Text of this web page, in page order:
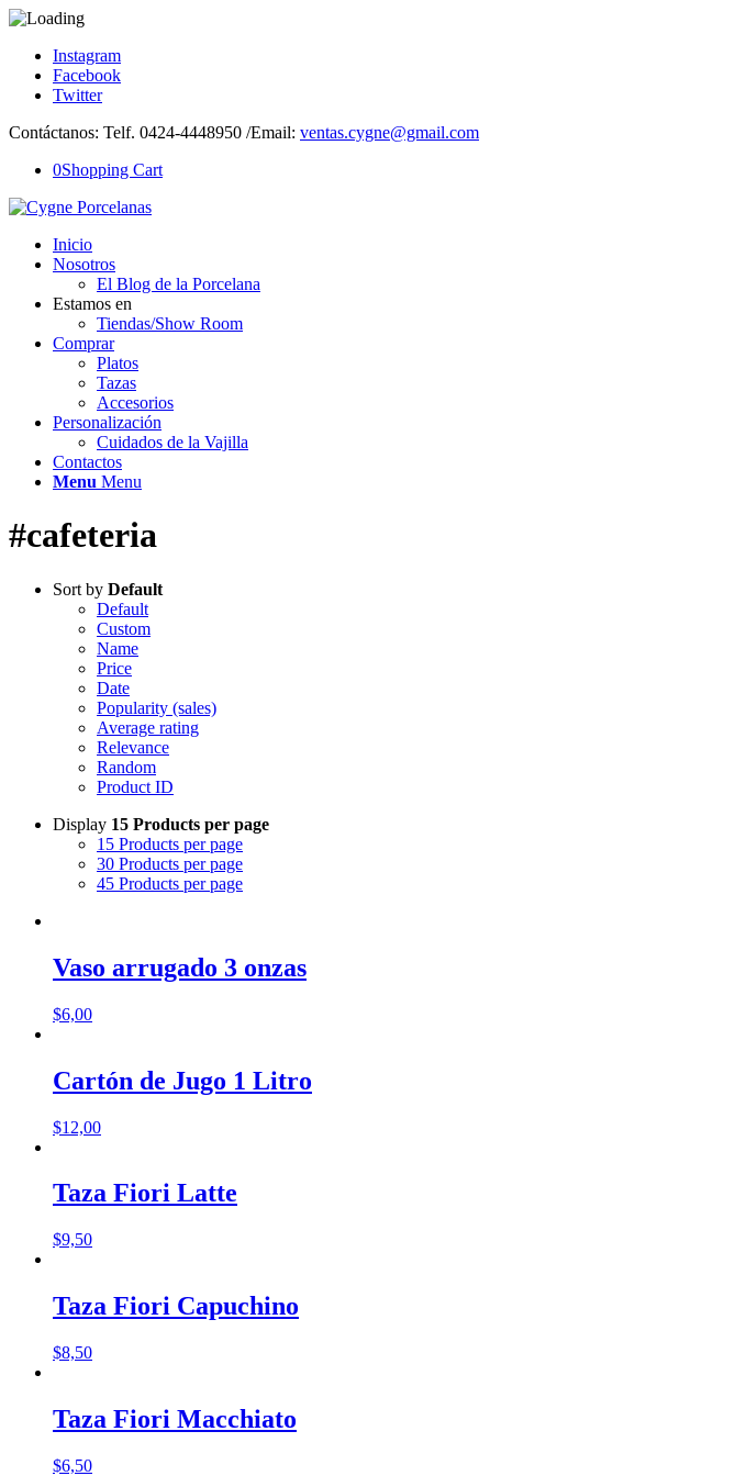
Instagram
Facebook
Twitter
Contáctanos: Telf. 0424-4448950 /Email: ventas.cygne@gmail.com
0Shopping Cart
Inicio
Nosotros
El Blog de la Porcelana
Estamos en
Tiendas/Show Room
Comprar
Platos
Tazas
Accesorios
Personalización
Cuidados de la Vajilla
Contactos
Menu Menu
#cafeteria
Sort by Default
Default
Custom
Name
Price
Date
Popularity (sales)
Average rating
Relevance
Random
Product ID
Display 15 Products per page
15 Products per page
30 Products per page
45 Products per page
Vaso arrugado 3 onzas
$6,00
Cartón de Jugo 1 Litro
$12,00
Taza Fiori Latte
$9,50
Taza Fiori Capuchino
$8,50
Taza Fiori Macchiato
$6,50